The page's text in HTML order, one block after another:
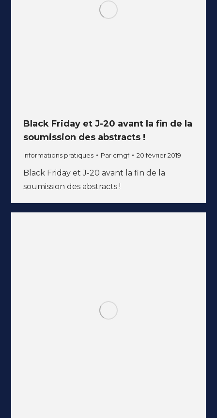
Black Friday et J-20 avant la fin de la
soumission des abstracts !
Informations pratiques Par cmgf 20 février 2019
Black Friday et J-20 avant la fin de la
soumission des abstracts !